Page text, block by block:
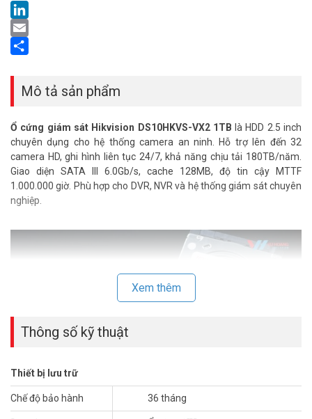
LinkedIn
Email
Mô tả sản phẩm
Ổ cứng giám sát Hikvision DS10HKVS-VX2 1TB là HDD 2.5 inch
chuyên dụng cho hệ thống camera an ninh. Hỗ trợ lên đến 32
camera HD, ghi hình liên tục 24/7, khả năng chịu tải 180TB/năm.
Giao diện SATA III 6.0Gb/s, cache 128MB, độ tin cậy MTTF
1.000.000 giờ. Phù hợp cho DVR, NVR và hệ thống giám sát chuyên
nghiệp.
HDD Giám Sát 1TB – Tại Sao Không Dùng
Xem thêm
Thông số kỹ thuật
Thiết bị lưu trữ
Chế độ bảo hành 36 tháng